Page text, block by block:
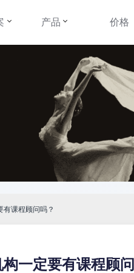
产品 价格
有课程顾问吗？
一定要有课程顾